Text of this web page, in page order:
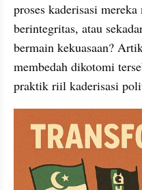
proses kaderisasi
berintegritas, atau
bermain kekuasaan?
membedah dikotomi
praktik riil kaderisasi